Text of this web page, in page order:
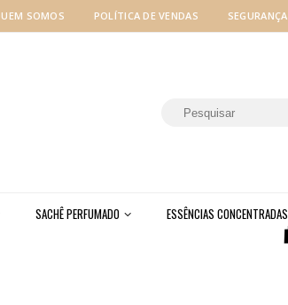
SOMOS POLÍTICA DE VENDAS SEGURANÇA
SACHÊ PERFUMADO ESSÊNCIAS CONCENTRADAS